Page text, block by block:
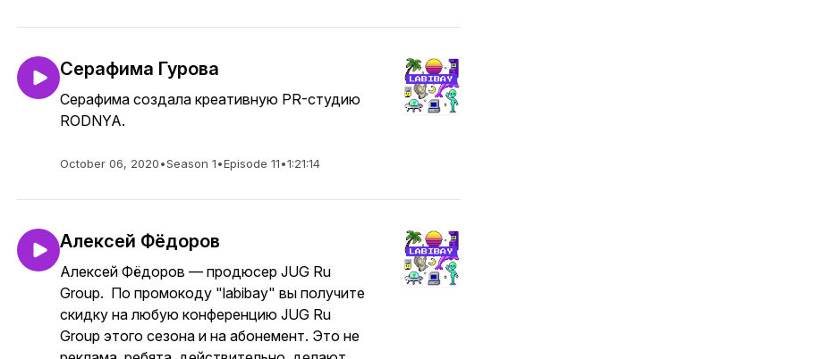
Серафима Гурова
Серафима создала креативную PR-студию
RODNYA.
October 06, 2020•Season 1•Episode 11•1:21:14
Алексей Фёдоров
Алексей Фёдоров — продюсер JUG Ru
Group. По промокоду "labibay" вы получите
скидку на любую конференцию JUG Ru
Group этого сезона и на абонемент. Это не